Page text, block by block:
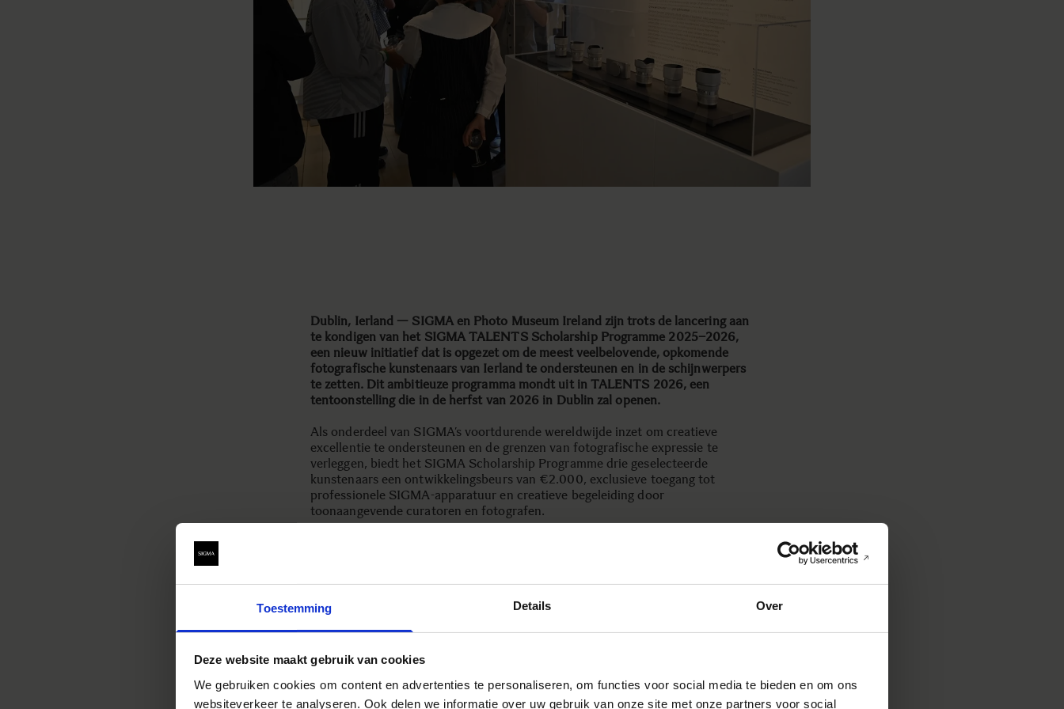
Toestemming Details Over
Deze website maakt gebruik van cookies
We gebruiken cookies om content en advertenties te personaliseren, om functies voor social media te bieden en om ons
websiteverkeer te analyseren. Ook delen we informatie over uw gebruik van onze site met onze partners voor social
Dublin, Ierland — SIGMA en Photo Museum Ireland zijn trots de lancering aan
te kondigen van het SIGMA TALENTS Scholarship Programme 2025–2026,
een nieuw initiatief dat is opgezet om de meest veelbelovende, opkomende
fotografische kunstenaars van Ierland te ondersteunen en in de schijnwerpers
te zetten. Dit ambitieuze programma mondt uit in TALENTS 2026, een
tentoonstelling die in de herfst van 2026 in Dublin zal openen.
Als onderdeel van SIGMA’s voortdurende wereldwijde inzet om creatieve
excellentie te ondersteunen en de grenzen van fotografische expressie te
verleggen, biedt het SIGMA Scholarship Programme drie geselecteerde
kunstenaars een ontwikkelingsbeurs van €2.000, exclusieve toegang tot
professionele SIGMA-apparatuur en creatieve begeleiding door
toonaangevende curatoren en fotografen.
initiëren we al lange tijd culturele en artistieke initiatieven die fotografie en
beeldende kunst vooruit helpen.
betrokkenheid bij het ondersteunen van de volgende generatie beeldmakers,
niet alleen door middel van hulpmiddelen, maar ook door vertrouwen en
kansen te bieden.”
— SIGMA Corporation